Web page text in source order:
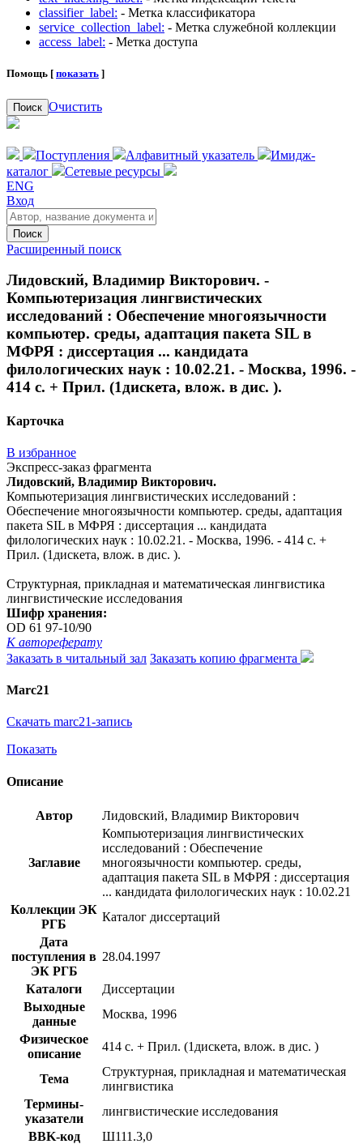
classifier_label: - Метка классификатора
service_collection_label: - Метка служебной коллекции
access_label: - Метка доступа
Помощь [ показать ]
Поиск Очистить
Поступления Алфавитный указатель
Имидж-
каталог
Сетевые ресурсы
ENG
Вход
Поиск
Расширенный поиск
Лидовский, Владимир Викторович. -
Компьютеризация лингвистических
исследований : Обеспечение многоязычности
компьютер. среды, адаптация пакета SIL в
МФРЯ : диссертация ... кандидата
филологических наук : 10.02.21. - Москва, 1996. -
414 с. + Прил. (1дискета, влож. в дис. ).
Карточка
В избранное
Экспресс-заказ фрагмента
Лидовский, Владимир Викторович.
Компьютеризация лингвистических исследований :
Обеспечение многоязычности компьютер. среды, адаптация
пакета SIL в МФРЯ : диссертация ... кандидата
филологических наук : 10.02.21. - Москва, 1996. - 414 с. +
Прил. (1дискета, влож. в дис. ).
Структурная, прикладная и математическая лингвистика
лингвистические исследования
Шифр хранения:
OD 61 97-10/90
К автореферату
Заказать в читальный зал Заказать копию фрагмента
Marc21
Скачать marc21-запись
Показать
Описание
Автор Лидовский, Владимир Викторович
Заглавие
Компьютеризация лингвистических
исследований : Обеспечение
многоязычности компьютер. среды,
адаптация пакета SIL в МФРЯ : диссертация
... кандидата филологических наук : 10.02.21
Коллекции ЭК
РГБ
Каталог диссертаций
Дата
поступления в
ЭК РГБ
28.04.1997
Каталоги
Диссертации
Выходные
данные
Москва, 1996
Физическое
описание
414 с. + Прил. (1дискета, влож. в дис. )
Тема
Структурная, прикладная и математическая
лингвистика
Термины-
указатели
лингвистические исследования
BBK-код
Ш111.3,0